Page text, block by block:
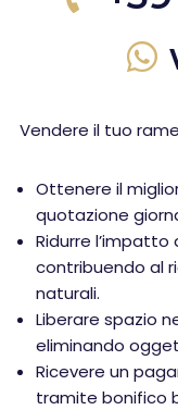
Vendere il tuo
Ottenere il
quotazione
Ridurre
contribuendo al
naturali.
Liberare spazio
eliminando
Ricevere un
tramite bonifico